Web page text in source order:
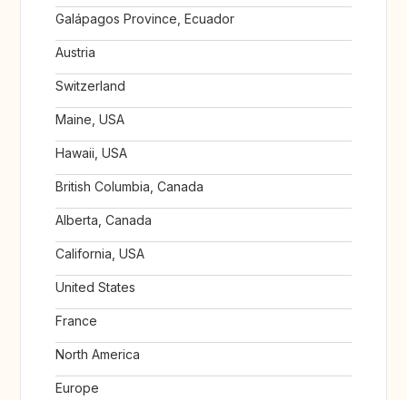
Galápagos Province, Ecuador
Austria
Switzerland
Maine, USA
Hawaii, USA
British Columbia, Canada
Alberta, Canada
California, USA
United States
France
North America
Europe